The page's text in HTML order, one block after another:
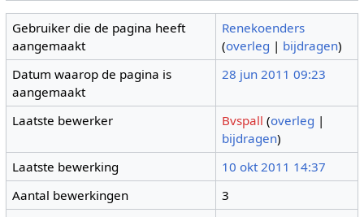
Gebruiker die de pagina heeft
aangemaakt
Renekoenders
(overleg | bijdragen)
Datum waarop de pagina is
aangemaakt
28 jun 2011 09:23
Laatste bewerker Bvspall (overleg |
bijdragen)
Laatste bewerking
10 okt 2011 14:37
Aantal bewerkingen
3